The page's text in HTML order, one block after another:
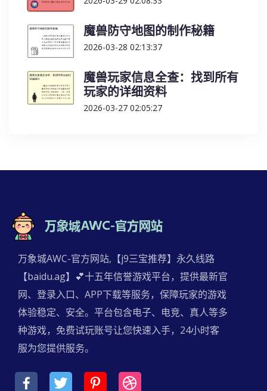
魔兽防守地图的制作秘籍
2026-03-28 02:13:37
魔兽玩家信息全查：找到所有
玩家的详细资料
2026-03-27 02:05:27
万象城AWC-官方网站,【j9三宝推荐】永久线路
【baidu.ag】💕十五年信誉游戏平台，提供最新官
网、登录入口、APP下载等服务，保障玩家的游戏
体验稳定、安全。平台包含电子、电竞、真人等多
种游戏，免费试玩账号让您快速入手，24小时客
服为您提供服务。